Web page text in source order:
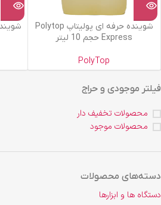
فیلتر موجودی و حراج
محصولات تخفیف دار
محصولات موجود
دسته‌های محصولات
دستگاه ها و ابزارها
شوینده حرفه ای پولیتاپ Polytop
Express حجم 10 لیتر
PolyTop